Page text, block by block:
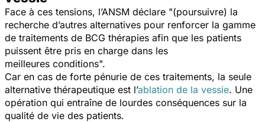
Face à ces tensions, l’ANSM déclare "(poursuivre) la
recherche d’autres alternatives pour renforcer la gamme
de traitements de BCG thérapies afin que les patients
puissent être pris en charge dans les
meilleures conditions".
Car en cas de forte pénurie de ces traitements, la seule
alternative thérapeutique est l’ablation de la vessie. Une
opération qui entraîne de lourdes conséquences sur la
qualité de vie des patients.